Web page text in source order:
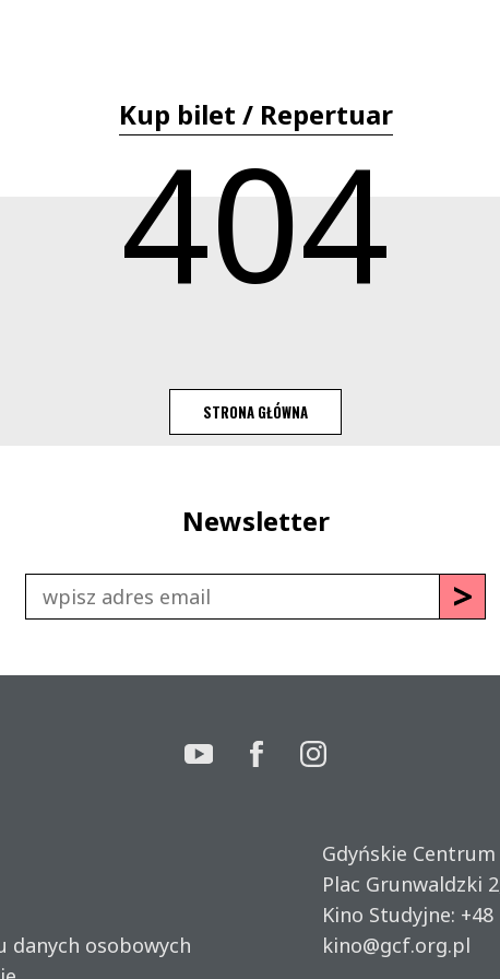
Kup bilet / Repertuar
404
STRONA GŁÓWNA
Newsletter
danych osobowych
Gdyńskie
Plac Grunwaldzki
Kino Studyjne: +48
kino@gcf.org.pl